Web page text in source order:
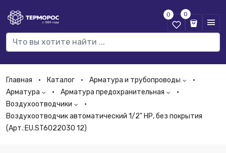
0 0
Главная Каталог
Арматура и трубопроводы
Арматура
Арматура предохранительная
Воздухоотводчики
Воздухоотводчик автоматический 1/2" НР, без покрытия
(Арт.:EU.ST6022030 12)